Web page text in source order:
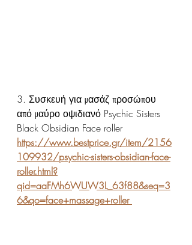
3. Συσκευή για μασάζ προσώπου
από μαύρο οψιδιανό Psychic Sisters
Black Obsidian Face roller
https://www.bestprice.gr/item/2156
109932/psychic-sisters-obsidian-face-
roller.html?
qid=aaFMh6WUW3L_63f88&seq=3
6&qo=face+massage+roller